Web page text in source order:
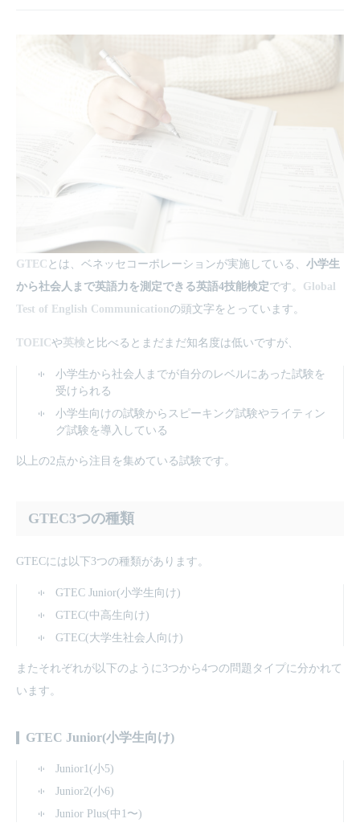
GTEC とは、ベネッセコーポレーションが実施している、 小学生
から社会人まで英語力を測定できる英語4技能検定です。 Global
Test of English Communicationの頭文字をとっています。
TOEICや英検と比べるとまだまだ知名度は低いですが、
小学生から社会人までが自分のレベルにあった試験を
受けられる
小学生向けの試験からスピーキング試験やライティン
グ試験を導入している
以上の2点から注目を集めている試験です。
GTEC3つの種類
GTECには以下3つの種類があります。
GTEC Junior(小学生向け)
GTEC(中高生向け)
GTEC(大学生社会人向け)
またそれぞれが以下のように3つから4つの問題タイプに分かれて
います。
GTEC Junior(小学生向け)
Junior1(小5)
Junior2(小6)
Junior Plus(中1〜)